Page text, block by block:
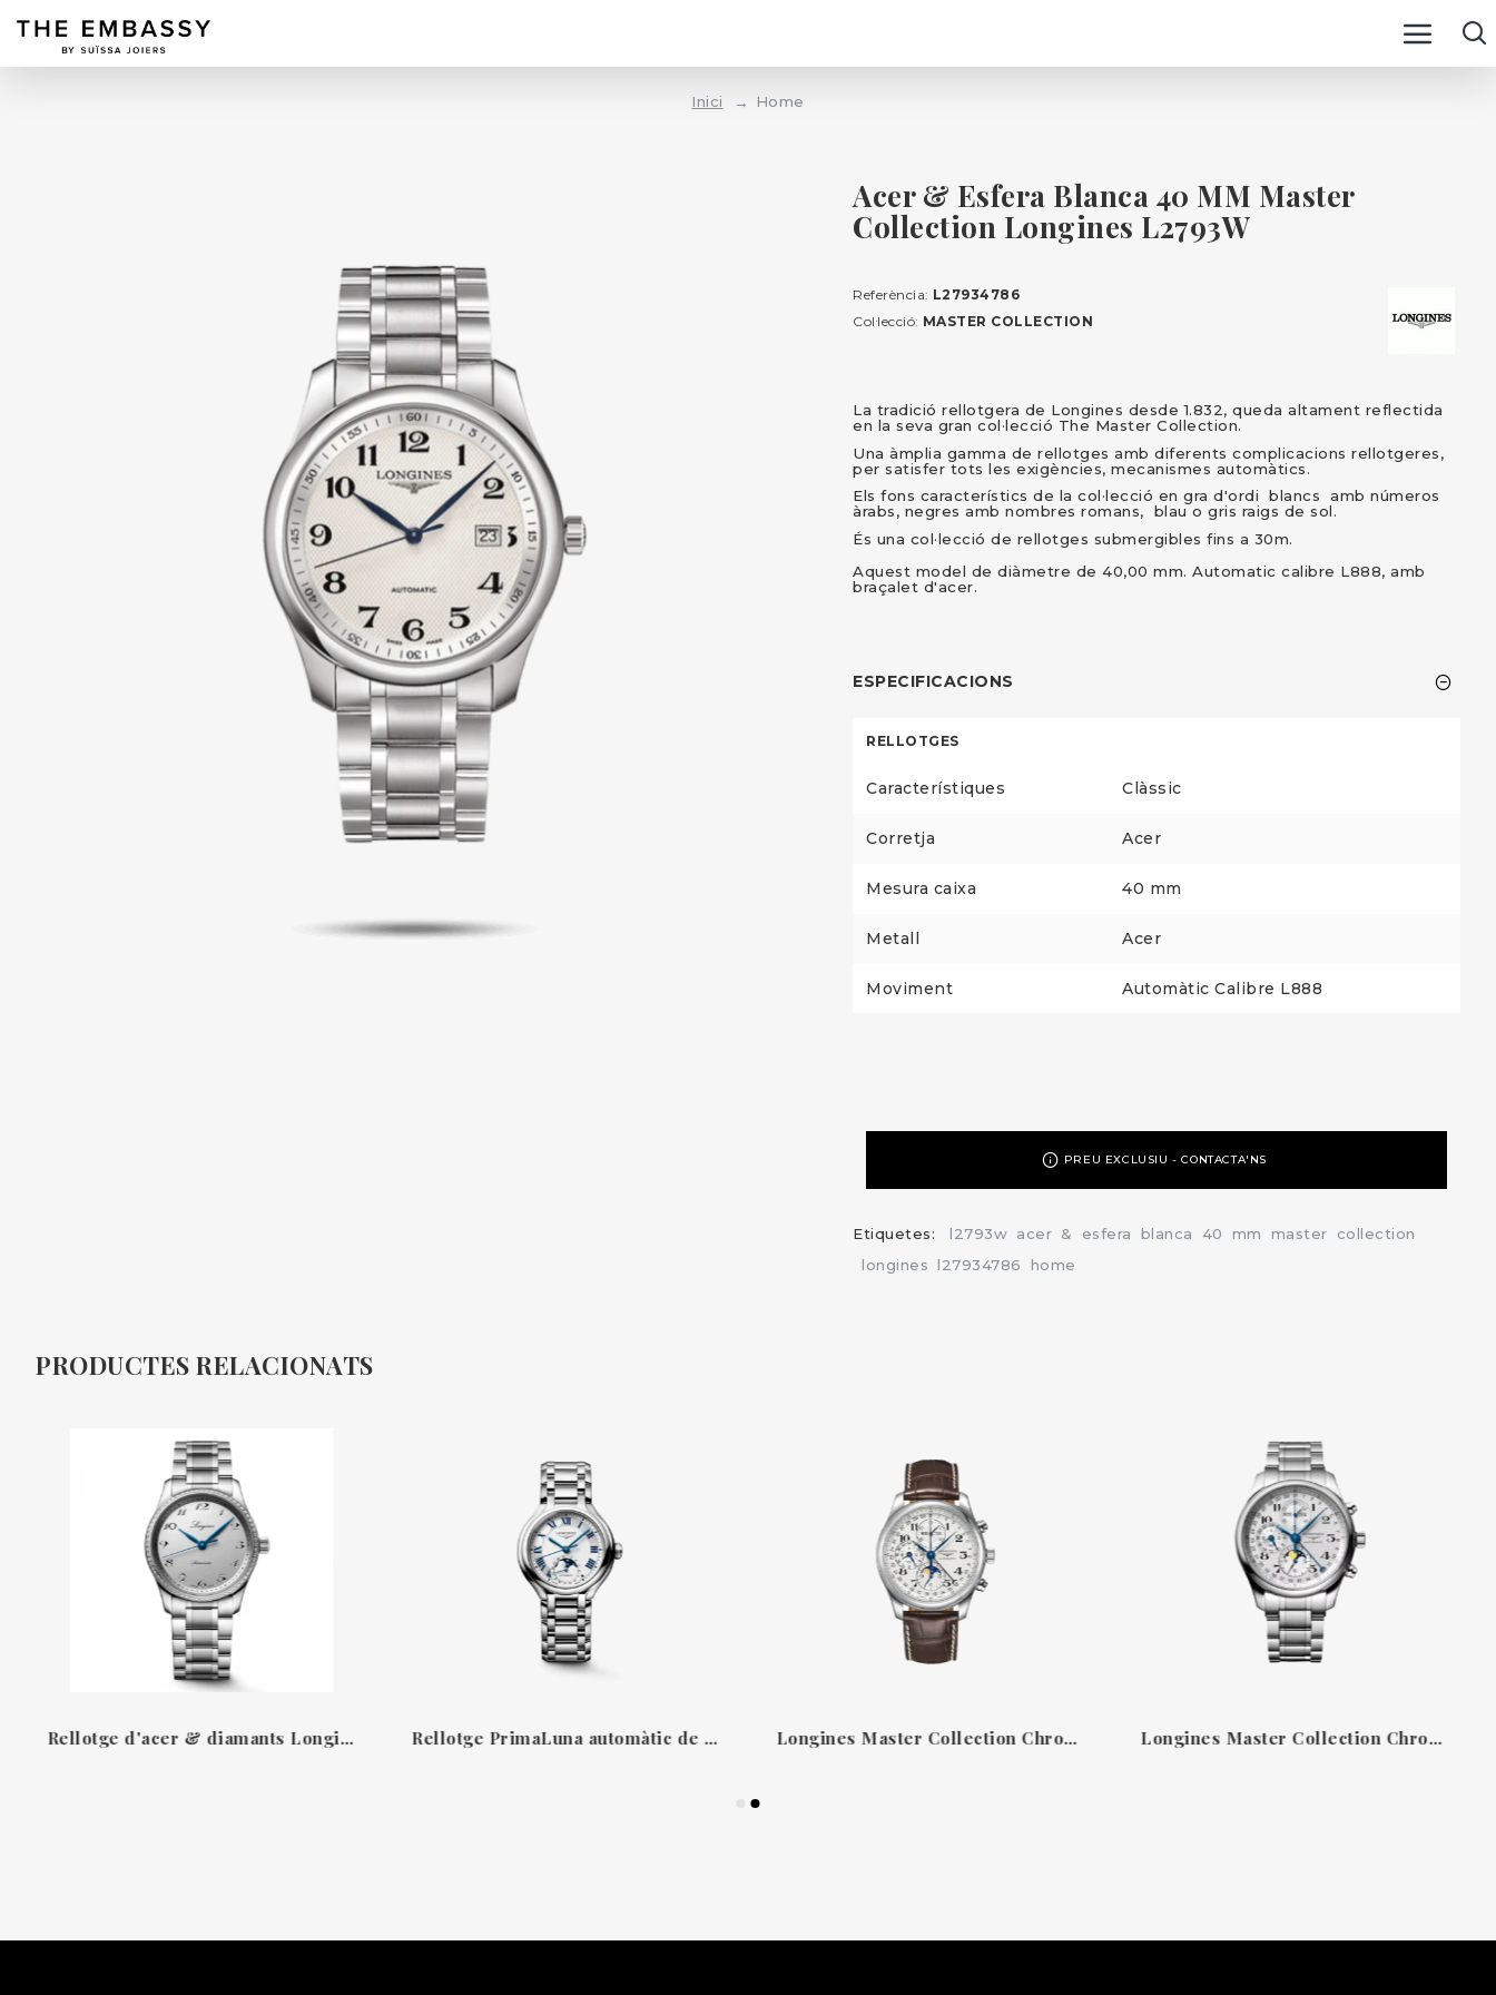
Inici Home
Acer & Esfera Blanca 40 MM Master
Collection Longines L2793W
La tradició rellotgera de Longines desde 1.832, queda altament reflectida
en la seva gran col·lecció The Master Collection.
Una àmplia gamma de rellotges amb diferents complicacions rellotgeres,
per satisfer tots les exigències, mecanismes automàtics.
Els fons característics de la col·lecció en gra d'ordi blancs amb números
àrabs, negres amb nombres romans, blau o gris raigs de sol.
És una col·lecció de rellotges submergibles fins a 30m.
Aquest model de diàmetre de 40,00 mm. Automatic calibre L888, amb
braçalet d'acer.
ESPECIFICACIONS
RELLOTGES
Característiques Clàssic
Corretja Acer
Mesura caixa 40 mm
Metall Acer
Moviment Automàtic Calibre L888
Referència: L27934786
Col·lecció: MASTER COLLECTION
PREU EXCLUSIU - CONTACTA'NS
Etiquetes: l2793w acer & esfera blanca 40 mm master
collection
longines l27934786 home
PRODUCTES RELACIONATS
Rellotge d'acer & diamants Longines Master Colection L23570736 Rellotge PrimaLuna automàtic de fases lunars 34 mm Longines Longines Master Collection Chrono Moonphase — Cronògraf clàssic d’alta rellotgeria Longines Master Collection Chronograph Moonphase Automatic Steel Watch Silver Dial 42mm